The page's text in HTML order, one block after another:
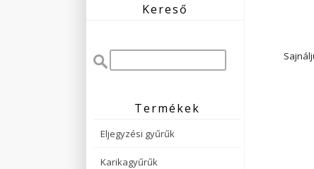
Kereső
Termékek
Eljegyzési gyűrűk
Karikagyűrűk